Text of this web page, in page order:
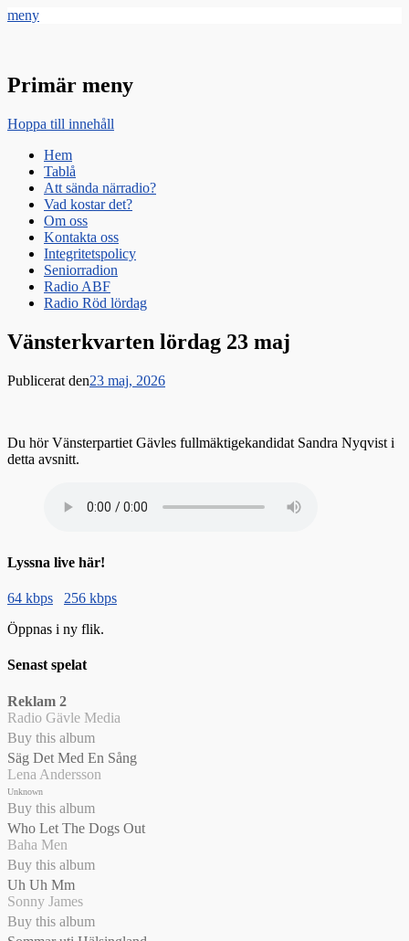
meny
Primär meny
Hoppa till innehåll
Hem
Tablå
Att sända närradio?
Vad kostar det?
Om oss
Kontakta oss
Integritetspolicy
Seniorradion
Radio ABF
Radio Röd lördag
Vänsterkvarten lördag 23 maj
Publicerat den23 maj, 2026
Du hör Vänsterpartiet Gävles fullmäktigekandidat Sandra Nyqvist i
detta avsnitt.
Lyssna live här!
64 kbps
256 kbps
Öppnas i ny flik.
Senast spelat
Reklam 2
Radio Gävle Media
Buy this album
Säg Det Med En Sång
Lena Andersson
Unknown
Buy this album
Who Let The Dogs Out
Baha Men
Buy this album
Uh Uh Mm
Sonny James
Buy this album